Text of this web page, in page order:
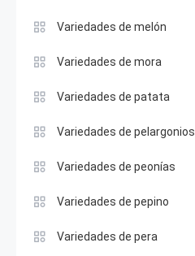
Variedades de melón
Variedades de mora
Variedades de patata
Variedades de pelargonios
Variedades de peonías
Variedades de pepino
Variedades de pera